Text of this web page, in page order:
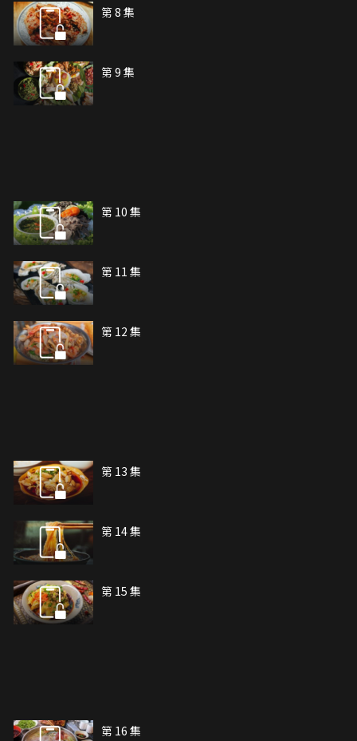
第 8 集
第 9 集
第 10 集
第 11 集
第 12 集
第 13 集
第 14 集
第 15 集
第 16 集